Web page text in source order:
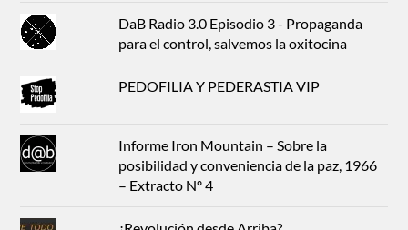
DaB Radio 3.0 Episodio 3 - Propaganda
para el control, salvemos la oxitocina
PEDOFILIA Y PEDERASTIA VIP
Informe Iron Mountain – Sobre la
posibilidad y conveniencia de la paz, 1966
– Extracto Nº 4